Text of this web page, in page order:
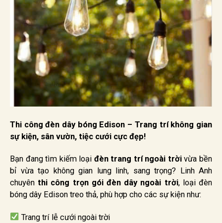
Thi công đèn dây bóng Edison – Trang trí không gian
sự kiện, sân vườn, tiệc cưới cực đẹp!
Bạn đang tìm kiếm loại đèn trang trí ngoài trờivừa bền
bỉ vừa tạo không gian lung linh, sang trọng? Linh Anh
chuyên thi công trọn gói đèn dây ngoài trời, loại đèn
bóng dây Edison treo thả, phù hợp cho các sự kiện như:
Trang trí lễ cưới ngoài trời